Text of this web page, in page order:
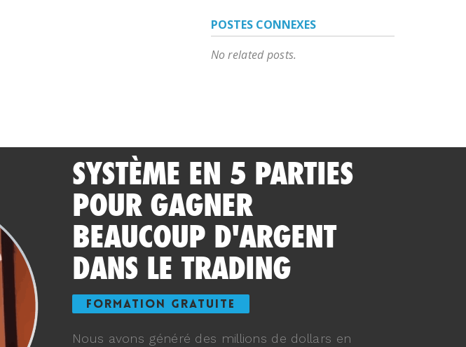
POSTES CONNEXES
No related posts.
SYSTÈME EN 5 PARTIES
POUR GAGNER
BEAUCOUP D'ARGENT
DANS LE TRADING
FORMATION GRATUITE
Nous avons généré des millions de dollars en